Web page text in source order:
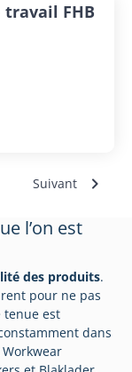
travail FHB
Suivant 
l’on est
des produits.
pour ne pas
tenue est
dans